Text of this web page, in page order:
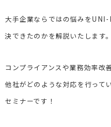
大手企業ならではの悩みを
決できたのかを解説いたします。
コンプライアンスや業務効率改
他社がどのような対応を行って
セミナーです！